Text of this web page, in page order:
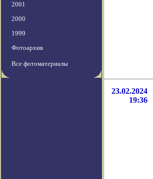
2001
2000
1999
Фотоархив
Все фотоматериалы
23.02.2024
19:36